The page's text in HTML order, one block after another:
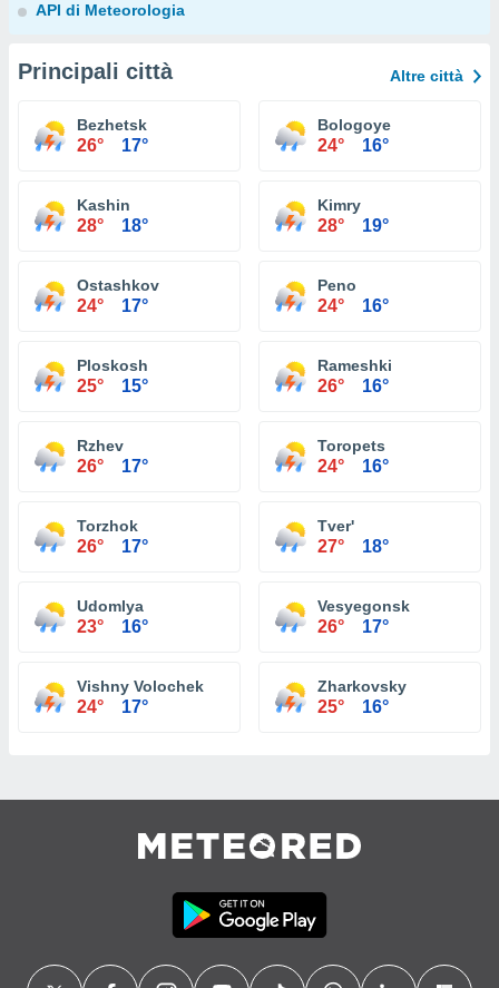
API di Meteorologia
Principali città Altre città
Bezhetsk
26° 17°
Bologoye
24° 16°
Kashin
28° 18°
Kimry
28° 19°
Ostashkov
24° 17°
Peno
24° 16°
Ploskosh
25° 15°
Rameshki
26° 16°
Rzhev
26° 17°
Toropets
24° 16°
Torzhok
26° 17°
Tver'
27° 18°
Udomlya
23° 16°
Vesyegonsk
26° 17°
Vishny Volochek
24° 17°
Zharkovsky
25° 16°